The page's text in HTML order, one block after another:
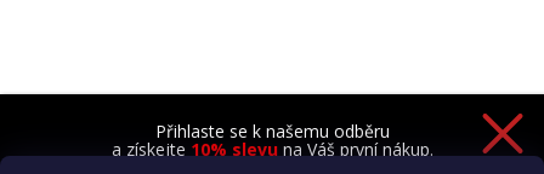
Přihlaste se k našemu odběru
a získejte 10% slevu na Váš první nákup.